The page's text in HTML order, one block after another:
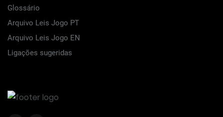
Glossário
Arquivo Leis Jogo PT
Arquivo Leis Jogo EN
Ligações sugeridas